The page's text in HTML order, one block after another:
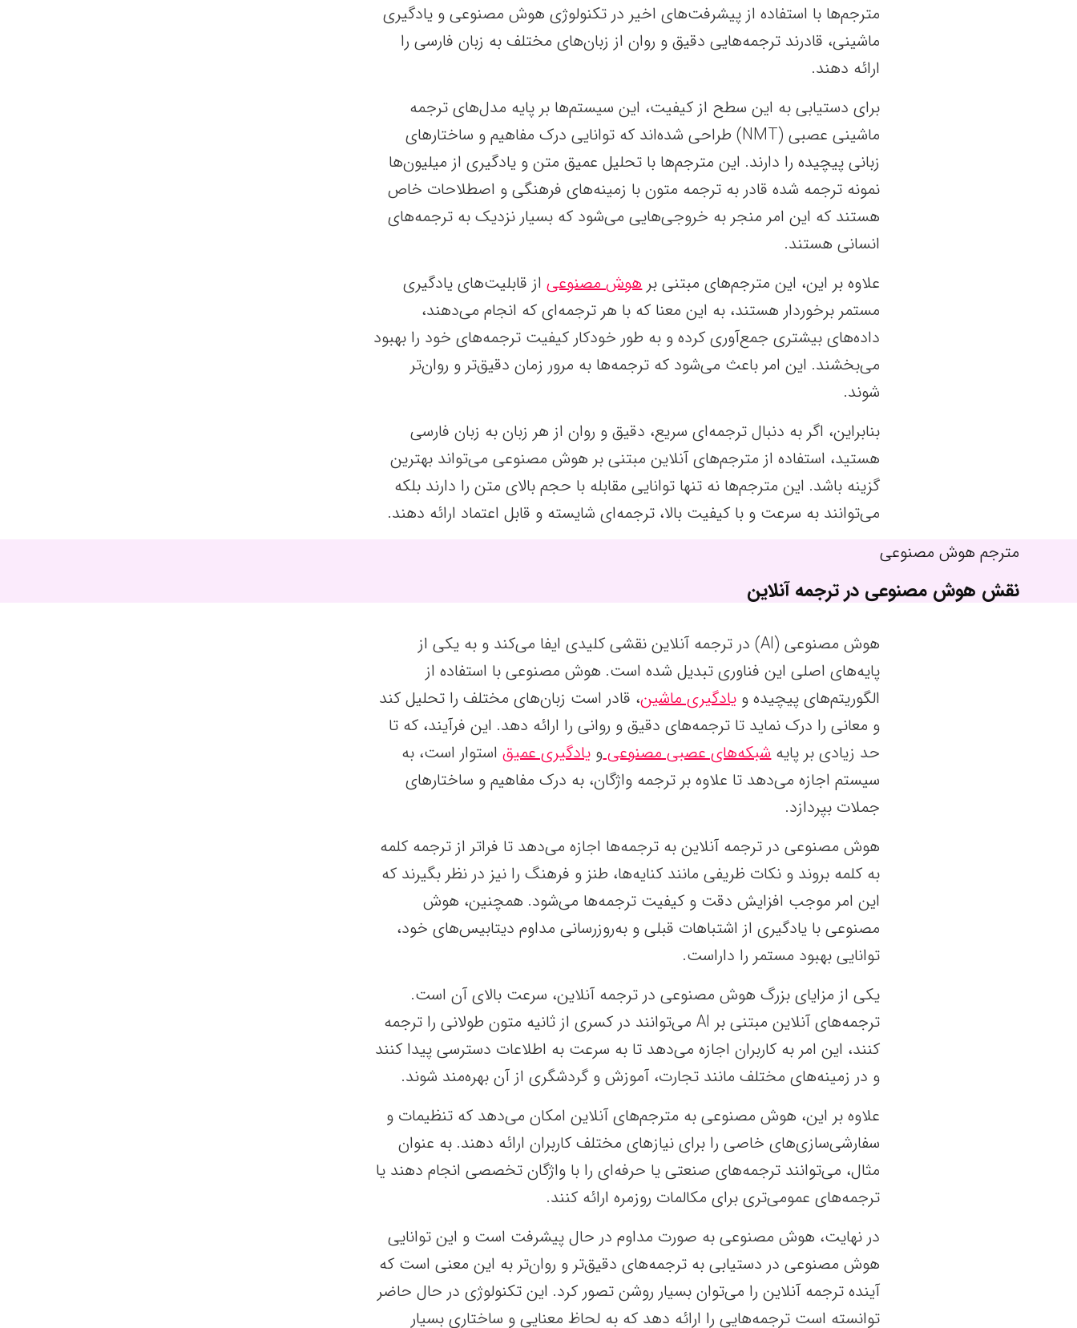
مترجم‌ها با استفاده از پیشرفت‌های اخیر در تکنولوژی هوش مصنوعی و یادگیری
ماشینی، قادرند ترجمه‌هایی دقیق و روان از زبان‌های مختلف به زبان فارسی را
ارائه دهند.
برای دستیابی به این سطح از کیفیت، این سیستم‌ها بر پایه مدل‌های ترجمه
ماشینی عصبی (NMT) طراحی شده‌اند که توانایی درک مفاهیم و ساختارهای
زبانی پیچیده را دارند. این مترجم‌ها با تحلیل عمیق متن و یادگیری از میلیون‌ها
نمونه ترجمه شده قادر به ترجمه متون با زمینه‌های فرهنگی و اصطلاحات خاص
هستند که این امر منجر به خروجی‌هایی می‌شود که بسیار نزدیک به ترجمه‌های
انسانی هستند.
علاوه بر این، این مترجم‌های مبتنی برهوش مصنوعیاز قابلیت‌های یادگیری
مستمر برخوردار هستند، به این معنا که با هر ترجمه‌ای که انجام می‌دهند،
داده‌های بیشتری جمع‌آوری کرده و به طور خودکار کیفیت ترجمه‌های خود را بهبود
می‌بخشند. این امر باعث می‌شود که ترجمه‌ها به مرور زمان دقیق‌تر و روان‌تر
شوند.
بنابراین، اگر به دنبال ترجمه‌ای سریع، دقیق و روان از هر زبان به زبان فارسی
هستید، استفاده از مترجم‌های آنلاین مبتنی بر هوش مصنوعی می‌تواند بهترین
گزینه باشد. این مترجم‌ها نه تنها توانایی مقابله با حجم بالای متن را دارند بلکه
می‌توانند به سرعت و با کیفیت بالا، ترجمه‌ای شایسته و قابل اعتماد ارائه دهند.
مترجم هوش مصنوعی
نقش هوش مصنوعی در ترجمه آنلاین
هوش مصنوعی (AI) در ترجمه آنلاین نقشی کلیدی ایفا می‌کند و به یکی از
پایه‌های اصلی این فناوری تبدیل شده است. هوش مصنوعی با استفاده از
الگوریتم‌های پیچیده و یادگیری ماشین، قادر است زبان‌های مختلف را تحلیل کند
و معانی را درک نماید تا ترجمه‌های دقیق و روانی را ارائه دهد. این فرآیند، که تا
حد زیادی بر پایهشبکه‌های عصبی مصنوعیو یادگیری عمیقاستوار است، به
سیستم اجازه می‌دهد تا علاوه بر ترجمه واژگان، به درک مفاهیم و ساختارهای
جملات بپردازد.
هوش مصنوعی در ترجمه آنلاین به ترجمه‌ها اجازه می‌دهد تا فراتر از ترجمه کلمه
به کلمه بروند و نکات ظریفی مانند کنایه‌ها، طنز و فرهنگ را نیز در نظر بگیرند که
این امر موجب افزایش دقت و کیفیت ترجمه‌ها می‌شود. همچنین، هوش
مصنوعی با یادگیری از اشتباهات قبلی و به‌روزرسانی مداوم دیتابیس‌های خود،
توانایی بهبود مستمر را داراست.
یکی از مزایای بزرگ هوش مصنوعی در ترجمه آنلاین، سرعت بالای آن است.
ترجمه‌های آنلاین مبتنی بر AI می‌توانند در کسری از ثانیه متون طولانی را ترجمه
کنند، این امر به کاربران اجازه می‌دهد تا به سرعت به اطلاعات دسترسی پیدا کنند
و در زمینه‌های مختلف مانند تجارت، آموزش و گردشگری از آن بهره‌مند شوند.
علاوه بر این، هوش مصنوعی به مترجم‌های آنلاین امکان می‌دهد که تنظیمات و
سفارشی‌سازی‌های خاصی را برای نیازهای مختلف کاربران ارائه دهند. به عنوان
مثال، می‌توانند ترجمه‌های صنعتی یا حرفه‌ای را با واژگان تخصصی انجام دهند یا
ترجمه‌های عمومی‌تری برای مکالمات روزمره ارائه کنند.
در نهایت، هوش مصنوعی به صورت مداوم در حال پیشرفت است و این توانایی
هوش مصنوعی در دستیابی به ترجمه‌های دقیق‌تر و روان‌تر به این معنی است که
آینده ترجمه آنلاین را می‌توان بسیار روشن تصور کرد. این تکنولوژی در حال حاضر
توانسته است ترجمه‌هایی را ارائه دهد که به لحاظ معنایی و ساختاری بسیار